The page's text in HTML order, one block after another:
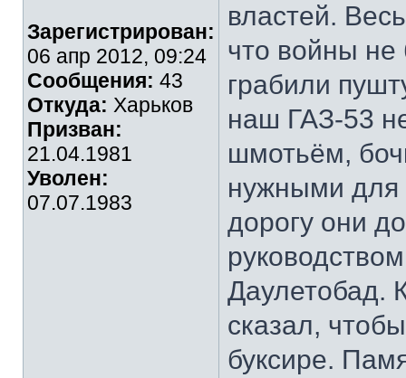
Зарегистрирован:
06 апр 2012, 09:24
Сообщения: 43
Откуда: Харьков
Призван:
21.04.1981
Уволен:
07.07.1983
властей.
что войны не
грабили
наш ГАЗ-53
шмотьём,
нужными для
дорогу они
Даулетобад.
сказал,
буксире.